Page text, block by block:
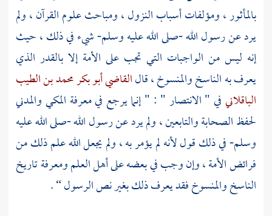
بالمأثور ، ومؤلفات أسباب النزول ، ومباحث علوم القرآن ، ولم
يرد عن رسول الله -صلى الله عليه وسلم- شيء في ذلك ، حيث
إنه ليس من الواجبات التي تجب على الأمة إلا بالقدر الذي
يعرف به الناسخ والمنسوخ ، قالالقاضي أبو بكر محمد بن الطيب
الباقلانيفي " الانتصار " : " إنما يرجع في معرفة المكي والمدني
لحفظ الصحابة والتابعين ، ولم يرد عن رسول الله -صلى الله عليه
وسلم- في ذلك قول لأنه لم يؤمر به ، ولم يجعل الله علم ذلك من
فرائض الأمة ، وإن وجب في بعضه على أهل العلم ومعرفة تاريخ
الناسخ والمنسوخ فقد يعرف ذلك بغير نص الرسول “ .